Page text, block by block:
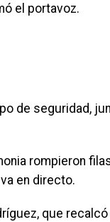
el portavoz.
de seguridad,
rompieron
en directo.
que